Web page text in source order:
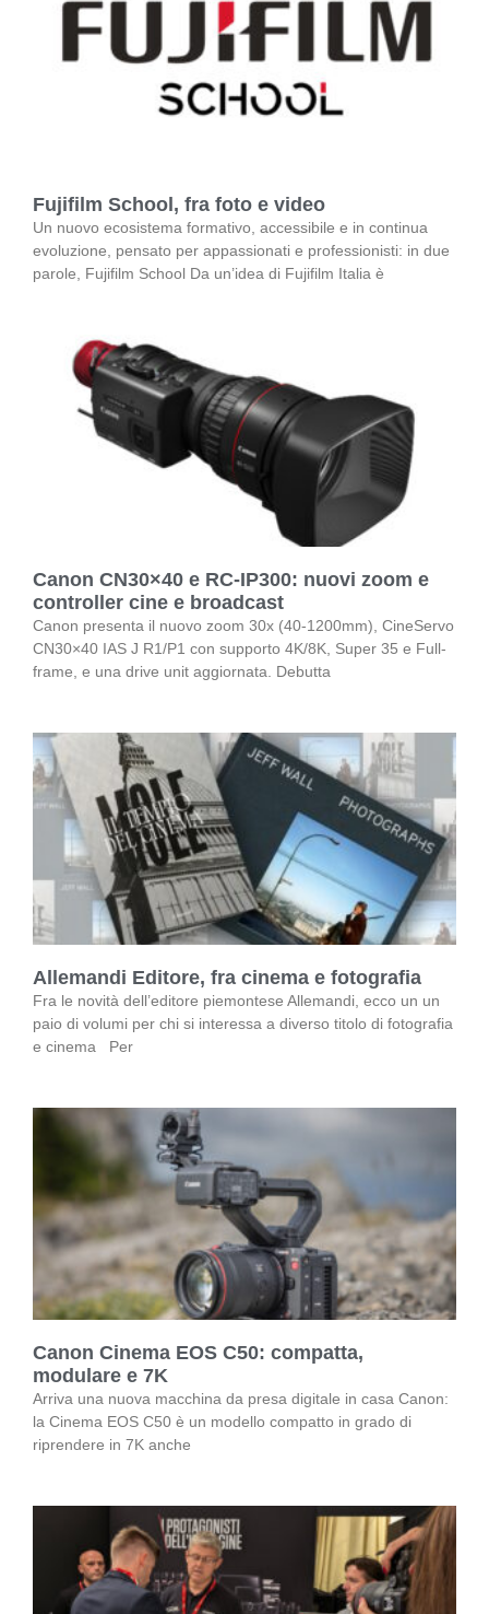
Fujifilm School, fra foto e video
Un nuovo ecosistema formativo, accessibile e in continua
evoluzione, pensato per appassionati e professionisti: in due
parole, Fujifilm School Da un’idea di Fujifilm Italia è
Canon CN30×40 e RC-IP300: nuovi zoom e
controller cine e broadcast
Canon presenta il nuovo zoom 30x (40-1200mm), CineServo
CN30×40 IAS J R1/P1 con supporto 4K/8K, Super 35 e Full-
frame, e una drive unit aggiornata. Debutta
Allemandi Editore, fra cinema e fotografia
Fra le novità dell’editore piemontese Allemandi, ecco un un
paio di volumi per chi si interessa a diverso titolo di fotografia
e cinema Per
Canon Cinema EOS C50: compatta,
modulare e 7K
Arriva una nuova macchina da presa digitale in casa Canon:
la Cinema EOS C50 è un modello compatto in grado di
riprendere in 7K anche